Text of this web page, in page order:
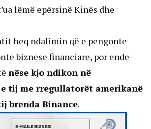
lëmë epërsinë Kinës dhe
heq ndalimin që e pengonte
biznese financiare, por ende
nëse kjo ndikon në
tij me rregullatorët amerikanë
brenda Binance.